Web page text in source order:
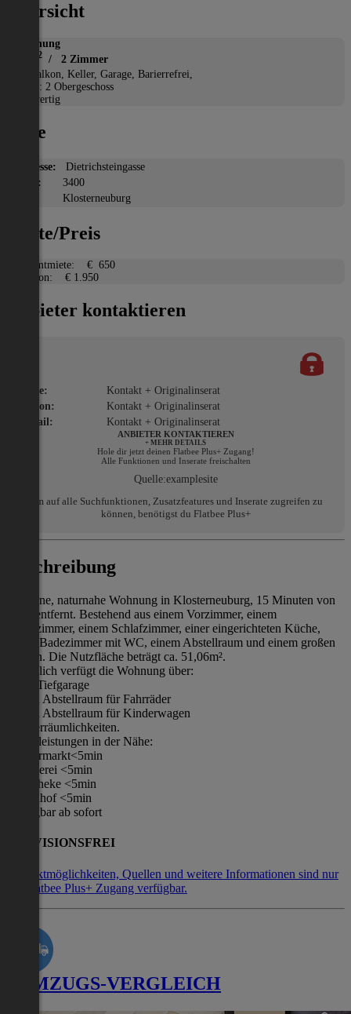
Übersicht
Wohnung
2 / 2 Zimmer
Balkon, Keller, Garage, Barierrefrei,
Etage: 2 Obergeschoss
Neuwertig
Lage
Adresse:
Dietrichsteingasse
PLZ:
3400
Klosterneuburg
Miete/Preis
Gesamtmiete:
€ 650
Kaution:
€ 1.950
Anbieter kontaktieren
Name:
Kontakt + Originalinserat
Telefon:
Kontakt + Originalinserat
E-Mail:
Kontakt + Originalinserat
ANBIETER KONTAKTIEREN
+ MEHR DETAILS
Hole dir jetzt deinen Flatbee Plus+ Zugang!
Alle Funktionen und Inserate freischalten
Quelle:examplesite
Um auf alle Suchfunktionen, Zusatzfeatures und Inserate zugreifen zu
können, benötigst du Flatbee Plus+
Beschreibung
Moderne, naturnahe Wohnung in Klosterneuburg, 15 Minuten von
Wien entfernt. Bestehend aus einem Vorzimmer, einem
Wohnzimmer, einem Schlafzimmer, einer eingerichteten Küche,
einem Badezimmer mit WC, einem Abstellraum und einem großen
Balkon. Die Nutzfläche beträgt ca. 51,06m².
Zusätzlich verfügt die Wohnung über:
- eine Tiefgarage
- einen Abstellraum für Fahrräder
- einen Abstellraum für Kinderwagen
- Kellerräumlichkeiten.
Dienstleistungen in der Nähe:
- Supermarkt<5min
- Bäckerei <5min
- Apotheke <5min
- Bahnhof <5min
Verfügbar ab sofort
PROVISIONSFREI
Kontaktmöglichkeiten, Quellen und weitere Informationen sind nur
mit Flatbee Plus+ Zugang verfügbar.
UMZUGS-VERGLEICH